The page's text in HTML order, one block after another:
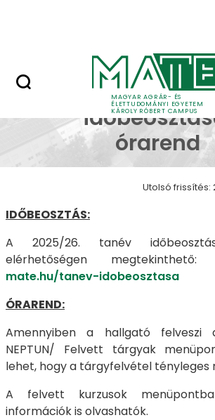
MAGYAR AGRÁR- ÉS
ÉLETTUDOMÁNYI EGYETEM
KÁROLY RÓBERT CAMPUS
Tanév
Tanév
órarend
Utolsó frissítés:
IDŐBEOSZTÁS:
A 2025/26. tanév
elérhetőségen megtekinthető:
mate.hu/tanev-idobeosztasa
ÓRAREND:
Amennyiben a hallgató
NEPTUN/ Felvett tárgyak
lehet, hogy a tárgyfelvétel
A felvett kurzusok
információk is olvashatók.